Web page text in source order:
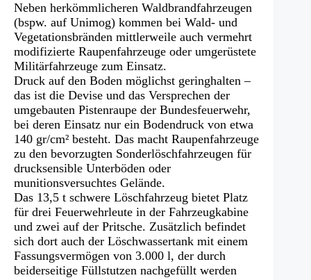
Neben herkömmlicheren Waldbrandfahrzeugen
(bspw. auf Unimog) kommen bei Wald- und
Vegetationsbränden mittlerweile auch vermehrt
modifizierte Raupenfahrzeuge oder umgerüstete
Militärfahrzeuge zum Einsatz.
Druck auf den Boden möglichst geringhalten –
das ist die Devise und das Versprechen der
umgebauten Pistenraupe der Bundesfeuerwehr,
bei deren Einsatz nur ein Bodendruck von etwa
140 gr/cm² besteht. Das macht Raupenfahrzeuge
zu den bevorzugten Sonderlöschfahrzeugen für
drucksensible Unterböden oder
munitionsversuchtes Gelände.
Das 13,5 t schwere Löschfahrzeug bietet Platz
für drei Feuerwehrleute in der Fahrzeugkabine
und zwei auf der Pritsche. Zusätzlich befindet
sich dort auch der Löschwassertank mit einem
Fassungsvermögen von 3.000 l, der durch
beiderseitige Füllstutzen nachgefüllt werden